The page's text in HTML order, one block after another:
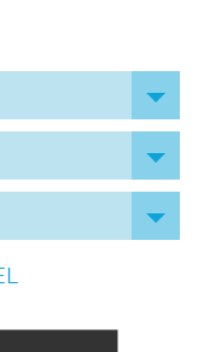
for
16, 2026
ON GREEN